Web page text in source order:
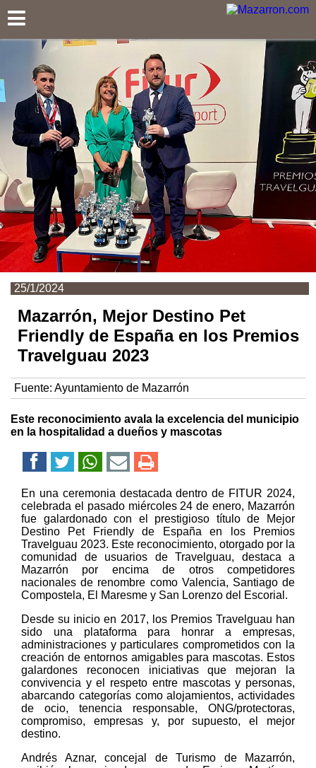
25/1/2024
Mazarrón, Mejor Destino Pet
Friendly de España en los Premios
Travelguau 2023
Fuente: Ayuntamiento de Mazarrón
Este reconocimiento avala la excelencia del municipio
en la hospitalidad a dueños y mascotas
En una ceremonia destacada dentro de FITUR 2024,
celebrada el pasado miércoles 24 de enero, Mazarrón
fue galardonado con el prestigioso título de Mejor
Destino Pet Friendly de España en los Premios
Travelguau 2023. Este reconocimiento, otorgado por la
comunidad de usuarios de Travelguau, destaca a
Mazarrón por encima de otros competidores
nacionales de renombre como Valencia, Santiago de
Compostela, El Maresme y San Lorenzo del Escorial.
Desde su inicio en 2017, los Premios Travelguau han
sido una plataforma para honrar a empresas,
administraciones y particulares comprometidos con la
creación de entornos amigables para mascotas. Estos
galardones reconocen iniciativas que mejoran la
convivencia y el respeto entre mascotas y personas,
abarcando categorías como alojamientos, actividades
de ocio, tenencia responsable, ONG/protectoras,
compromiso, empresas y, por supuesto, el mejor
destino.
Andrés Aznar, concejal de Turismo de Mazarrón,